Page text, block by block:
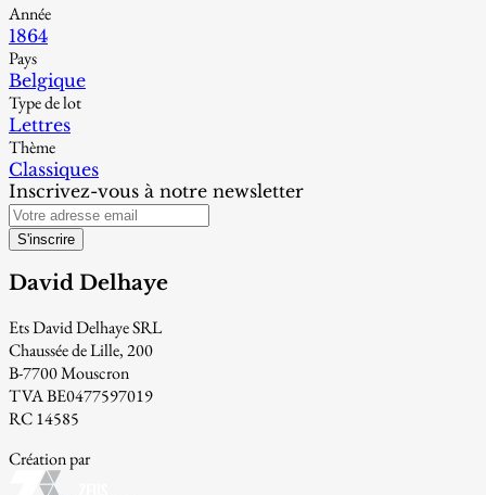
Année
1864
Pays
Belgique
Type de lot
Lettres
Thème
Classiques
Inscrivez-vous à notre newsletter
S'inscrire
David Delhaye
Ets David Delhaye SRL
Chaussée de Lille, 200
B-7700 Mouscron
TVA BE0477597019
RC 14585
Création par